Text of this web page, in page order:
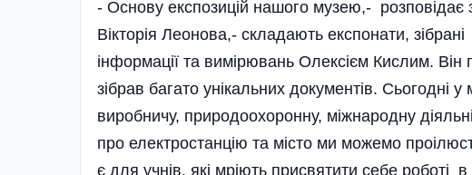
- Основу експозицій нашого музею,-
Вікторія Леонова,- складають експонати,
інформації та вимірювань Олексієм Кислим. Він
зібрав багато унікальних документів. Сьогодні
виробничу, природоохоронну, міжнародну
про електростанцію та місто ми можемо
є для учнів, які мріють присвятити себе роботі